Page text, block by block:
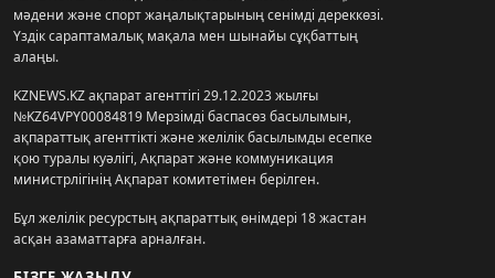
мәдени және спорт жаңалықтарының сенімді дереккөзі.
Үздік сараптамалық мақала мен шынайы сұқбаттың
алаңы.
KZNEWS.KZ ақпарат агенттігі 29.12.2023 жылғы
№KZ64VPY00084819 Мерзімді баспасөз басылымын,
ақпараттық агенттікті және желілік басылымды есепке
қою туралы куәлігі, Ақпарат және коммуникация
министрлігінің Ақпарат комитетімен берілген.
Бұл желілік ресурстың ақпараттық өнімдері 18 жастан
асқан азаматтарға арналған.